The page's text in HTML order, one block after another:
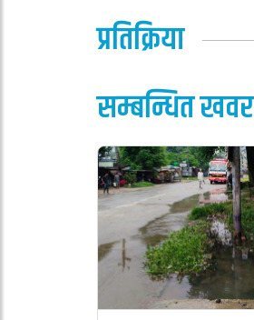
प्रतिक्रिया
सम्बन्धित खवर